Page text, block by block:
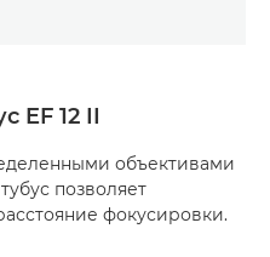
EF 12 II
объективами
позволяет
фокусировки.